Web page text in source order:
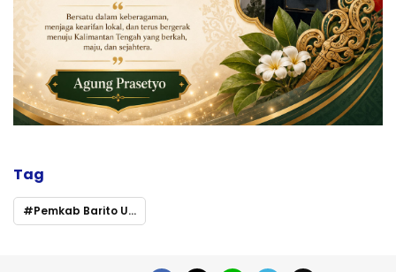
Tag
Pemkab Barito Utara